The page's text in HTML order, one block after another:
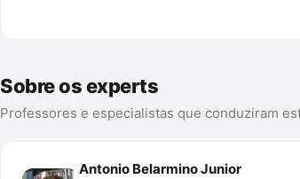
Sobre os experts
Professores e especialistas que conduziram
Antonio Belarmino Junior